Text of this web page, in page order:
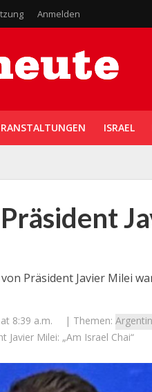
Anmelden
ISRAEL
von Präsident Javier Milei
8:39 a.m. | Themen:
Javier Milei: „Am Israel Chai“